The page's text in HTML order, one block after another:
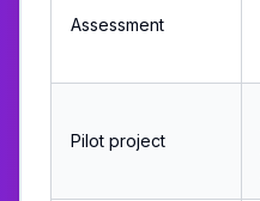
Assessment
Pilot project